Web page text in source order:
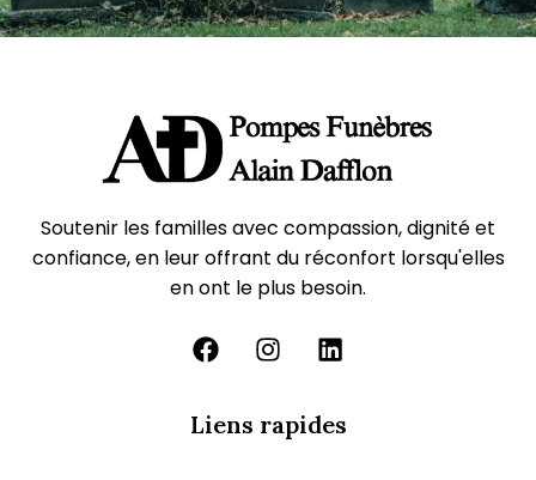
Soutenir les familles avec compassion, dignité et
confiance, en leur offrant du réconfort lorsqu'elles
en ont le plus besoin.
Liens rapides